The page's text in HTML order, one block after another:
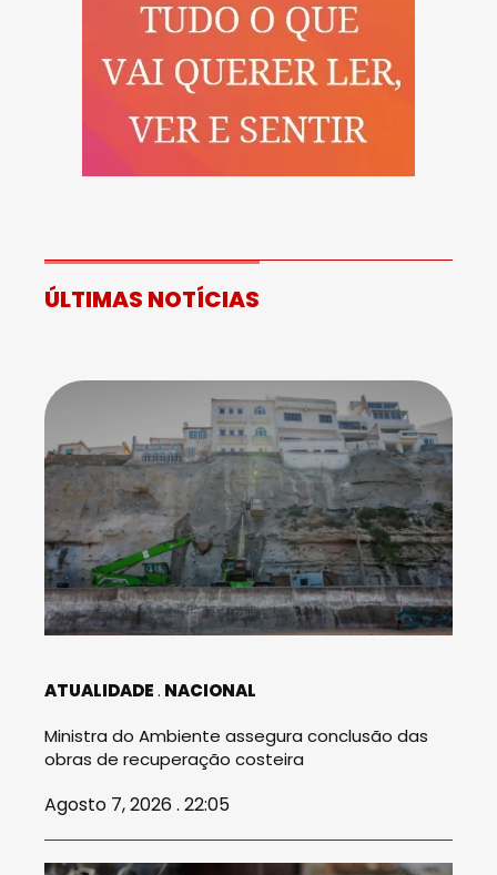
ÚLTIMAS NOTÍCIAS
ATUALIDADE NACIONAL
Ministra do Ambiente assegura conclusão das
obras de recuperação costeira
Agosto 7, 2026 . 22:05